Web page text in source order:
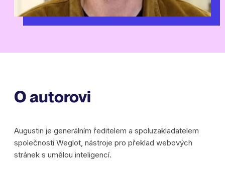
O autorovi
Augustin je generálním ředitelem a spoluzakladatelem
společnosti Weglot, nástroje pro překlad webových
stránek s umělou inteligencí.